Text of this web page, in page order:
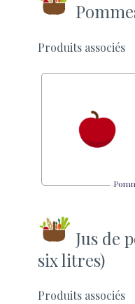
Produits associés
Jus de
six litres)
Produits associés